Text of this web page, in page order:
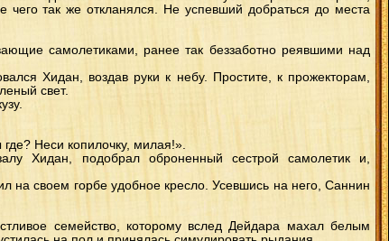
чего так же откланялся. Не успевший добраться до места
самолетиками, ранее так беззаботно реявшими над
Хидан, воздав руки к небу. Простите, к прожекторам,
свет.
Неси копилочку, милая!».
Хидан, подобрал оброненный сестрой самолетик и,
на своем горбе удобное кресло. Усевшись на него, Саннин
семейство, которому вслед Дейдара махал белым